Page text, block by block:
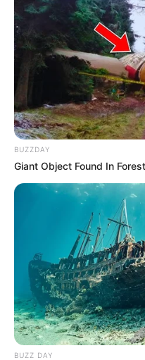
BUZZDAY
Giant Object Found In
BUZZ DAY